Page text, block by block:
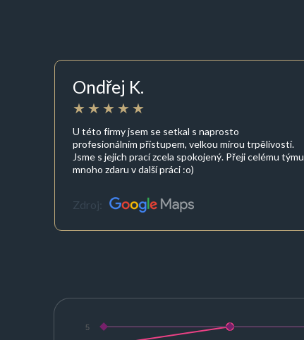
Ondřej K.
U této firmy jsem se setkal s naprosto
profesionálním přístupem, velkou mírou trpělivostí.
Jsme s jejich prací zcela spokojený. Přeji celému týmu
mnoho zdaru v další práci :o)
Zdroj:
5